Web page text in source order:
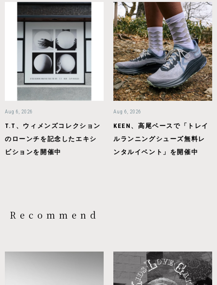
Aug 6, 2026
T.T、ウィメンズコレクション
のローンチを記念したエキシ
ビションを開催中
Aug 6, 2026
KEEN、高尾ベースで「トレイ
ルランニングシューズ無料レ
ンタルイベント」を開催中
Recommend